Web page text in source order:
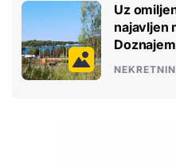
Uz
najavljen